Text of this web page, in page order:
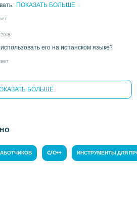
ПОКАЗАТЬ БОЛЬШЕ
его на испанском языке?
БОЛЬШЕ
C/C++ ИНСТРУМЕНТЫ ДЛЯ